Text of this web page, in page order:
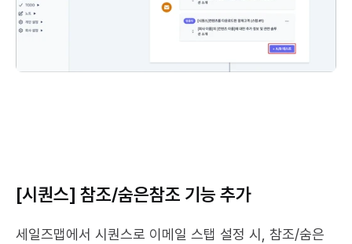
[시퀀스] 참조/숨은참조 기능 추가
세일즈맵에서 시퀀스로 이메일 스탭 설정 시, 참조/숨은